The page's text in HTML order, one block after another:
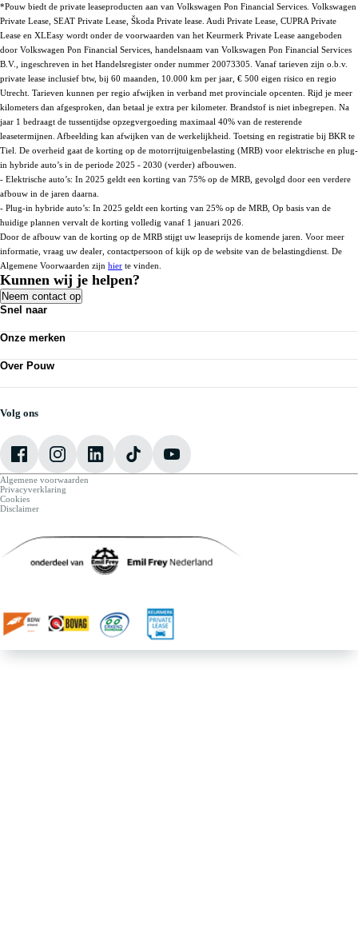
*Pouw biedt de private leaseproducten aan van Volkswagen Pon Financial Services. Volkswagen
Private Lease, SEAT Private Lease, Škoda Private lease. Audi Private Lease, CUPRA Private
Lease en XLEasy wordt onder de voorwaarden van het Keurmerk Private Lease aangeboden
door Volkswagen Pon Financial Services, handelsnaam van Volkswagen Pon Financial Services
B.V., ingeschreven in het Handelsregister onder nummer 20073305. Vanaf tarieven zijn o.b.v.
private lease inclusief btw, bij 60 maanden, 10.000 km per jaar, € 500 eigen risico en regio
Utrecht. Tarieven kunnen per regio afwijken in verband met provinciale opcenten. Rijd je meer
kilometers dan afgesproken, dan betaal je extra per kilometer. Brandstof is niet inbegrepen. Na
jaar 1 bedraagt de tussentijdse opzegvergoeding maximaal 40% van de resterende
leasetermijnen. Afbeelding kan afwijken van de werkelijkheid. Toetsing en registratie bij BKR te
Tiel. De overheid gaat de korting op de motorrijtuigenbelasting (MRB) voor elektrische en plug-
in hybride auto’s in de periode 2025 - 2030 (verder) afbouwen.
- Elektrische auto’s: In 2025 geldt een korting van 75% op de MRB, gevolgd door een verdere
afbouw in de jaren daarna.
- Plug-in hybride auto’s: In 2025 geldt een korting van 25% op de MRB, Op basis van de
huidige plannen vervalt de korting volledig vanaf 1 januari 2026.
Door de afbouw van de korting op de MRB stijgt uw leaseprijs de komende jaren. Voor meer
informatie, vraag uw dealer, contactpersoon of kijk op de website van de belastingdienst. De
Algemene Voorwaarden zijn hier te vinden.
Kunnen wij je helpen?
Neem contact op
Snel naar
Bedrijfswagens
Acties
Vestigingen
Onze merken
Audi
VW Bedrijfswagens
Over Pouw
Vacatures
Mijn Pouw
Volg ons
Algemene voorwaarden
Privacyverklaring
Cookies
Disclaimer